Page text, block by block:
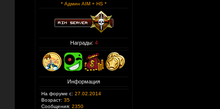
* Админ AIM + HS *
Награды: 4
Информация
На форуме с: 27.02.2014
Возраст: 35
Сообщения: 2350